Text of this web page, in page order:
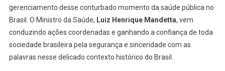
gerenciamento desse conturbado momento da saúde pública no
Brasil. O Ministro da Saúde, Luiz Henrique Mandetta, vem
conduzindo ações coordenadas e ganhando a confiança de toda
sociedade brasileira pela segurança e sinceridade com as
palavras nesse delicado contexto histórico do Brasil.